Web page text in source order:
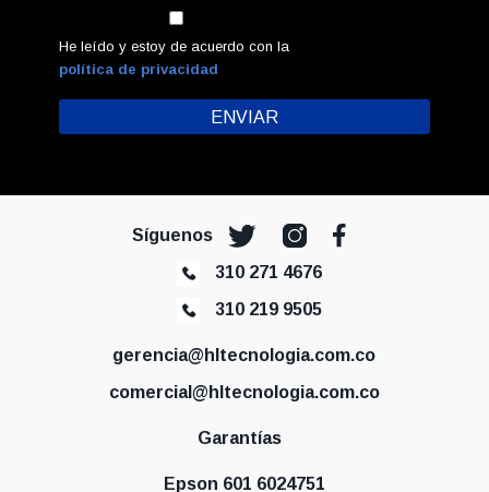
He leído y estoy de acuerdo con la
política de privacidad
Síguenos
310 271 4676
310 219 9505
gerencia@hltecnologia.com.co
comercial@hltecnologia.com.co
Garantías
Epson 601 6024751